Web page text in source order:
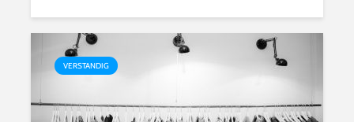
VERSTANDIG